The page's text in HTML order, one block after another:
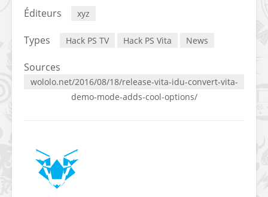
Éditeurs xyz
Types Hack PS TV Hack PS Vita News
Sources
wololo.net/2016/08/18/release-vita-idu-convert-vita-
demo-mode-adds-cool-options/